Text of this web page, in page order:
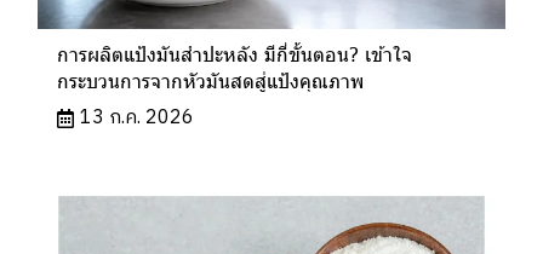
การผลิตแป้งมันสำปะหลัง มีกี่ขั้นตอน? เข้าใจ
กระบวนการจากหัวมันสดสู่แป้งคุณภาพ
13 ก.ค. 2026